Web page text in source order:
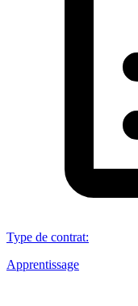
Type de contrat:
Apprentissage